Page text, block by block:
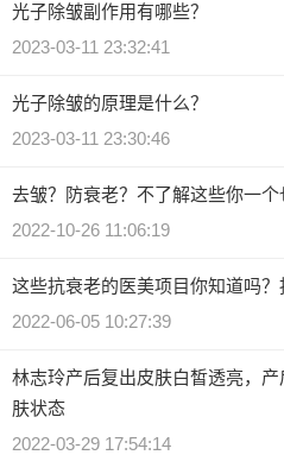
光子除皱副作用有哪些？
2023-03-11 23:32:41
光子除皱的原理是什么？
2023-03-11 23:30:46
去皱？防衰老？不了解这些你一个
2022-10-26 11:06:19
这些抗衰老的医美项目你知道吗？
2022-06-05 10:27:39
林志玲产后复出皮肤白皙透亮，
肤状态
2022-03-29 17:54:14